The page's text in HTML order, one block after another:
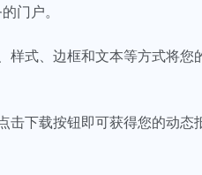
门户。
样式、边框和文本等方式将
击下载按钮即可获得您的动